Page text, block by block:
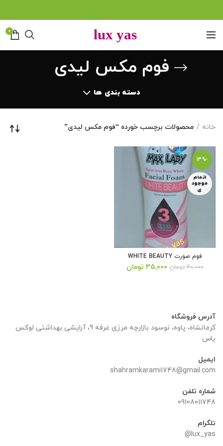
0
فوم مکس لیدی
دسته بندی ها
خانه محصولات برچسب خورده “فوم مکس لیدی”
-13%
اتمام
موجود
ی
فوم صورت WHITE BEAUTY
۴۰,۰۰۰ تومان قیمت
۳۵,۰۰۰ تومان
آدرس فروشگاه
کرمانشاه، پاوه، نوسود بازارچه مرزی غرفه 9، آرایشی بهداشتی لوکس
یاس
ایمیل
shahramkarami1748@gmail.com
شماره تلفن
09108011748
تلگرام
lux_yas@